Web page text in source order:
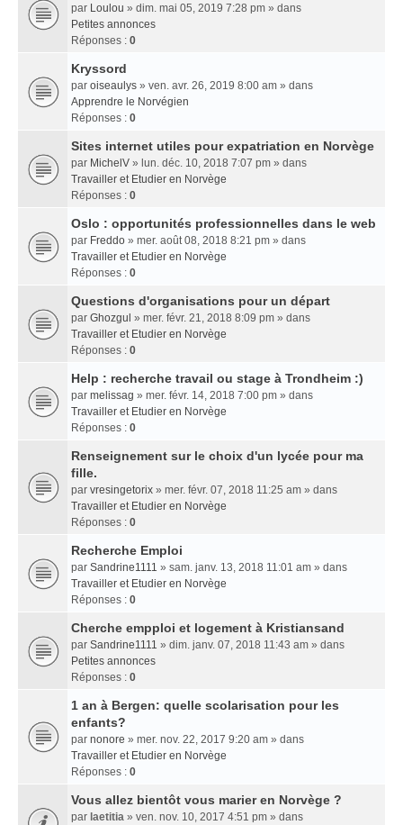
par Loulou » dim. mai 05, 2019 7:28 pm » dans
Petites annonces
Réponses : 0
Kryssord
par oiseaulys » ven. avr. 26, 2019 8:00 am » dans
Apprendre le Norvégien
Réponses : 0
Sites internet utiles pour expatriation en Norvège
par MichelV » lun. déc. 10, 2018 7:07 pm » dans
Travailler et Etudier en Norvège
Réponses : 0
Oslo : opportunités professionnelles dans le web
par Freddo » mer. août 08, 2018 8:21 pm » dans
Travailler et Etudier en Norvège
Réponses : 0
Questions d'organisations pour un départ
par Ghozgul » mer. févr. 21, 2018 8:09 pm » dans
Travailler et Etudier en Norvège
Réponses : 0
Help : recherche travail ou stage à Trondheim :)
par melissag » mer. févr. 14, 2018 7:00 pm » dans
Travailler et Etudier en Norvège
Réponses : 0
Renseignement sur le choix d'un lycée pour ma
fille.
par vresingetorix » mer. févr. 07, 2018 11:25 am » dans
Travailler et Etudier en Norvège
Réponses : 0
Recherche Emploi
par Sandrine1111 » sam. janv. 13, 2018 11:01 am » dans
Travailler et Etudier en Norvège
Réponses : 0
Cherche empploi et logement à Kristiansand
par Sandrine1111 » dim. janv. 07, 2018 11:43 am » dans
Petites annonces
Réponses : 0
1 an à Bergen: quelle scolarisation pour les
enfants?
par nonore » mer. nov. 22, 2017 9:20 am » dans
Travailler et Etudier en Norvège
Réponses : 0
Vous allez bientôt vous marier en Norvège ?
par laetitia » ven. nov. 10, 2017 4:51 pm » dans